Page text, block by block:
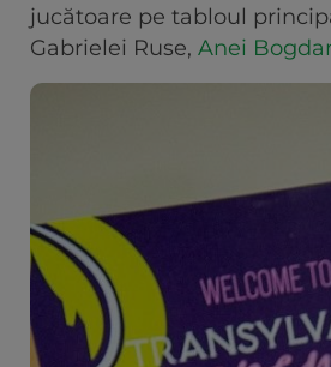
jucătoare pe tabloul
Gabrielei Ruse, Anei